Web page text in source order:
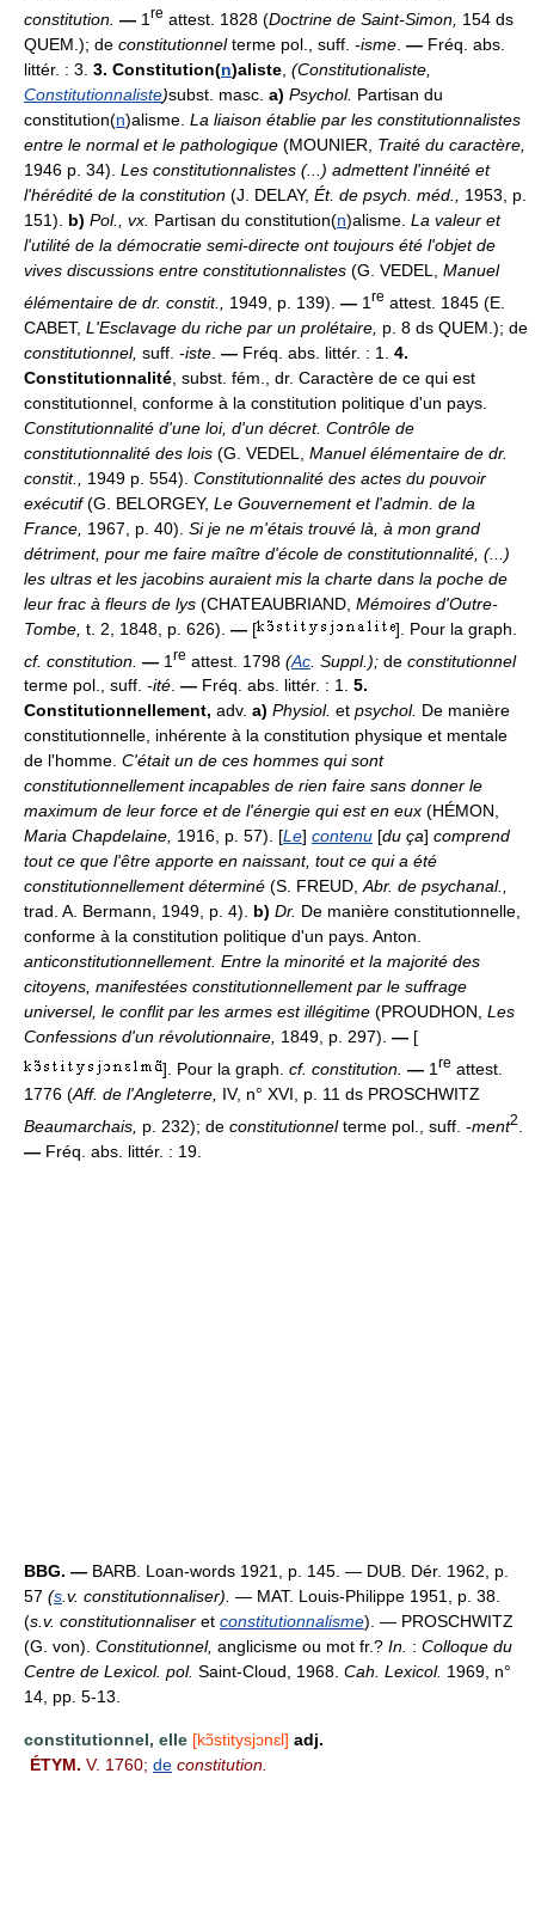
constitution. — 1 re attest. 1828 (Doctrine de Saint-Simon, 154 ds
QUEM.); de constitutionnelterme pol., suff. -isme — Fréq. abs.
littér. : 3. 3. Constitution(n)aliste (Constitutionaliste,
Constitutionnaliste)subst. masc. a) Psychol. Partisan du
constitution(n)alisme. La liaison établie par les constitutionnalistes
entre le normal et le pathologique (MOUNIER, Traité du caractère,
1946 p. 34). Les constitutionnalistes (...) admettent l'innéité et
l'hérédité de la constitution (J. DELAY, Ét. de psych. méd., 1953, p.
151). b) Pol., vx. Partisan du constitution(n)alisme. La valeur et
l'utilité de la démocratie semi-directe ont toujours été l'objet de
vives discussions entre constitutionnalistes (G. VEDEL, Manuel
élémentaire de dr. constit., 1949, p. 139). — 1 re attest. 1845 (E.
CABET, L'Esclavage du riche par un prolétaire, p. 8 ds QUEM.); de
constitutionnel, suff. -iste — Fréq. abs. littér. : 1. 4.
Constitutionnalité , subst. fém., dr. Caractère de ce qui est
constitutionnel, conforme à la constitution politique d'un pays.
Constitutionnalité d'une loi, d'un décret. Contrôle de
constitutionnalité des lois (G. VEDEL, Manuel élémentaire de dr.
constit., 1949 p. 554). Constitutionnalité des actes du pouvoir
exécutif(G. BELORGEY, Le Gouvernement et l'admin. de la
France, 1967, p. 40). Si je ne m'étais trouvé là, à mon grand
détriment, pour me faire maître d'école de constitutionnalité, (...)
les ultras et les jacobins auraient mis la charte dans la poche de
leur frac à fleurs de lys (CHATEAUBRIAND, Mémoires d'Outre-
Tombe, t. 2, 1848, p. 626). — [
]. Pour la graph.
cf. constitution. — 1 re attest. 1798 (Ac . Suppl.); de constitutionnel
terme pol., suff. -ité. — Fréq. abs. littér. : 1. 5.
Constitutionnellement, adv. a) Physiol. et psychol. De manière
constitutionnelle, inhérente à la constitution physique et mentale
de l'homme. C'était un de ces hommes qui sont
constitutionnellement incapables de rien faire sans donner le
maximum de leur force et de l'énergie qui est en eux (HÉMON,
Maria Chapdelaine, 1916, p. 57). [Le] contenu [du ça] comprend
tout ce que l'être apporte en naissant, tout ce qui a été
constitutionnellement déterminé (S. FREUD,Abr. de psychanal.,
trad. A. Bermann, 1949, p. 4). b) Dr. De manière constitutionnelle,
conforme à la constitution politique d'un pays. Anton.
anticonstitutionnellement. Entre la minorité et la majorité des
citoyens, manifestées constitutionnellement par le suffrage
universel, le conflit par les armes est illégitime (PROUDHON, Les
Confessions d'un révolutionnaire, 1849, p. 297). — [
]. Pour la graph. cf. constitution. — 1 re attest.
1776 (Aff. de l'Angleterre, IV, n° XVI, p. 11 ds PROSCHWITZ
Beaumarchais, p. 232); de constitutionnelterme pol., suff. -ment2
— Fréq. abs. littér. : 19.
BBG. — BARB. Loan-words 1921, p. 145. — DUB. Dér. 1962, p.
57 (s .v. constitutionnaliser). — MAT. Louis-Philippe 1951, p. 38.
(s.v. constitutionnaliser et constitutionnalisme). — PROSCHWITZ
(G. von). Constitutionnel, anglicisme ou mot fr.? In. : Colloque du
Centre de Lexicol. pol. Saint-Cloud, 1968. Cah. Lexicol. 1969, n°
14, pp. 5-13.
constitutionnel, elle [kɔ̃stitysjɔnɛl] adj.
ÉTYM. V. 1760; de constitution.